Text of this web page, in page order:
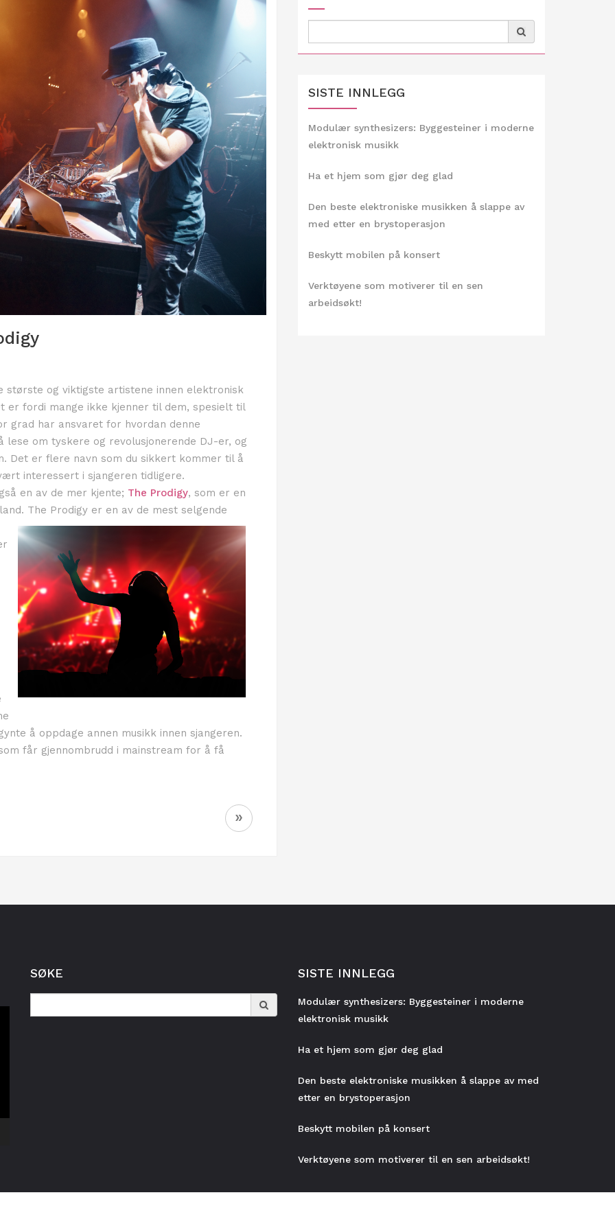
største og viktigste artistene innen elektronisk
er fordi mange ikke kjenner til dem, spesielt til
grad har ansvaret for hvordan denne
lese om tyskere og revolusjonerende DJ-er, og
Det er flere navn som du sikkert kommer til å
interessert i sjangeren tidligere.
en av de mer kjente; The Prodigy, som er en
d. The Prodigy er en av de mest selgende
å oppdage annen musikk innen sjangeren.
får gjennombrudd i mainstream for å få
»
for:
SISTE INNLEGG
Modulær synthesizers: Byggesteiner i moderne
elektronisk musikk
Ha et hjem som gjør deg glad
Den beste elektroniske musikken å slappe av
med etter en brystoperasjon
Beskytt mobilen på konsert
Verktøyene som motiverer til en sen
arbeidsøkt!
SØKE
for:
SISTE INNLEGG
Modulær synthesizers: Byggesteiner i moderne
elektronisk musikk
Ha et hjem som gjør deg glad
Den beste elektroniske musikken å slappe av med
etter en brystoperasjon
Beskytt mobilen på konsert
Verktøyene som motiverer til en sen arbeidsøkt!